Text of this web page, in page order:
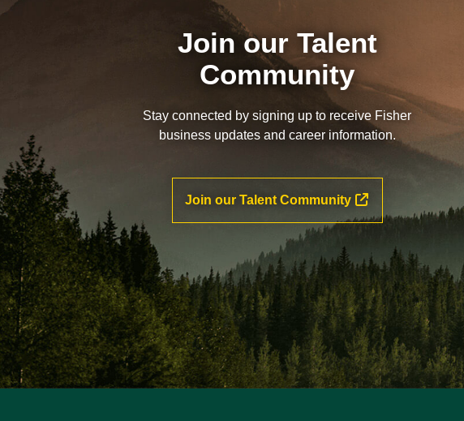
Join our Talent
Community
Stay connected by signing up to receive Fisher
business updates and career information.
Join our Talent Community